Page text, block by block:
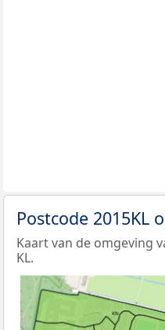
Postcode 2015KL
Kaart van de omgeving
KL.